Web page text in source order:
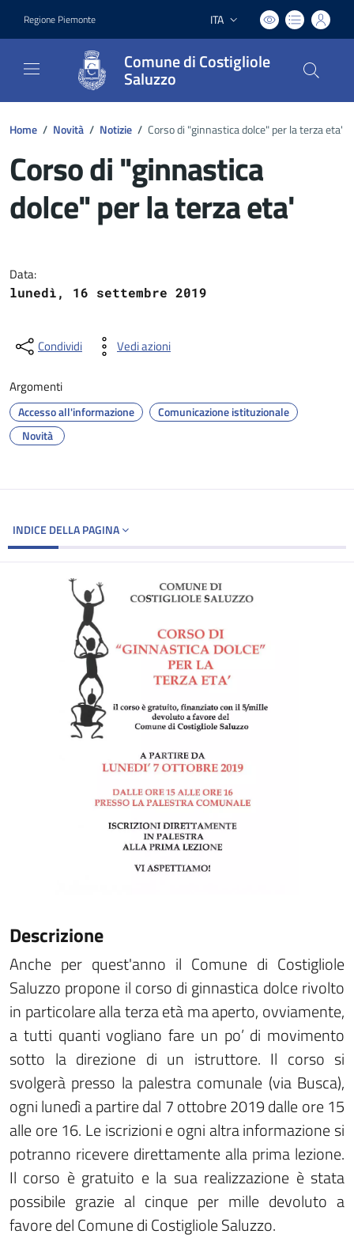
Regione Piemonte Lingua attiva:
ITA
Comune di Costigliole
Saluzzo
Home / Novità / Notizie / Corso di "ginnastica dolce" per la terza eta'
Corso di "ginnastica
dolce" per la terza eta'
Data:
lunedì, 16 settembre 2019
Condividi Vedi azioni
Argomenti
Accesso all'informazione
Comunicazione istituzionale
Novità
INDICE DELLA PAGINA
Descrizione
Anche per quest'anno il Comune di Costigliole
Saluzzo propone il corso di ginnastica dolce rivolto
in particolare alla terza età ma aperto, ovviamente,
a tutti quanti vogliano fare un po’ di movimento
sotto la direzione di un istruttore. Il corso si
svolgerà presso la palestra comunale (via Busca),
ogni lunedì a partire dal 7 ottobre 2019 dalle ore 15
alle ore 16. Le iscrizioni e ogni altra informazione si
potranno ricevere direttamente alla prima lezione.
Il corso è gratuito e la sua realizzazione è stata
possibile grazie al cinque per mille devoluto a
favore del Comune di Costigliole Saluzzo.